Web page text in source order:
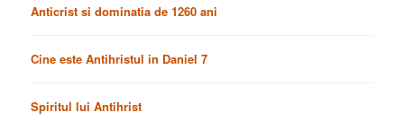
Anticrist si dominatia de 1260 ani
Cine este Antihristul in Daniel 7
Spiritul lui Antihrist